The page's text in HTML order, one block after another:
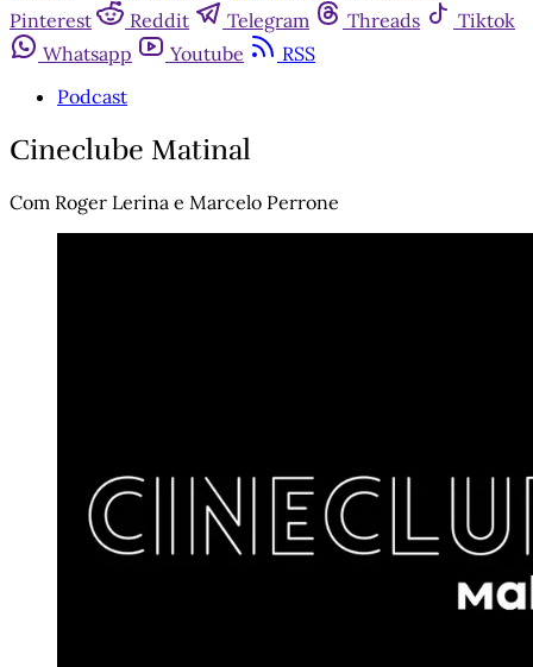
Pinterest
Reddit Telegram Threads
Tiktok
Whatsapp
Youtube
RSS
Podcast
Cineclube Matinal
Com Roger Lerina e Marcelo Perrone